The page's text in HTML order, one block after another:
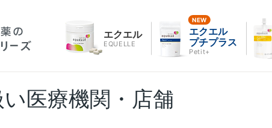
エクエル
EQUELLE
エクエル
プチプラス
Petit+
医療機関・店舗